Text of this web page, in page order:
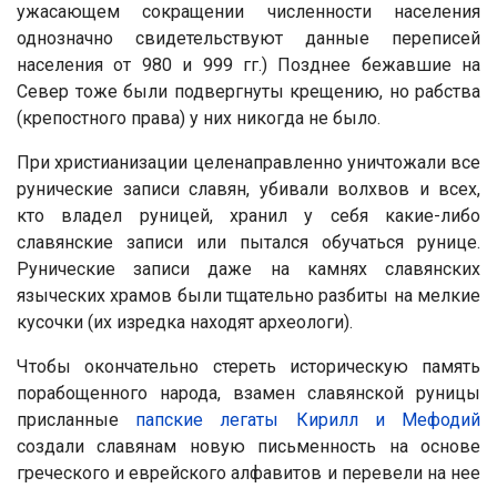
ужасающем сокращении численности населения
однозначно свидетельствуют данные переписей
населения от 980 и 999 гг.) Позднее бежавшие на
Север тоже были подвергнуты крещению, но рабства
(крепостного права) у них никогда не было.
При христианизации целенаправленно уничтожали все
рунические записи славян, убивали волхвов и всех,
кто владел руницей, хранил у себя какие-либо
славянские записи или пытался обучаться рунице.
Рунические записи даже на камнях славянских
языческих храмов были тщательно разбиты на мелкие
кусочки (их изредка находят археологи).
Чтобы окончательно стереть историческую память
порабощенного народа, взамен славянской руницы
присланные папские легаты Кирилл и Мефодий
создали славянам новую письменность на основе
греческого и еврейского алфавитов и перевели на нее